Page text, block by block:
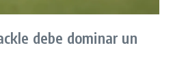
debe dominar un